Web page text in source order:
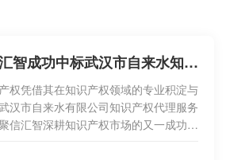
聚信汇智受邀担任“贤才聚盘” 创赛评委 赋能区域科创生态
昆明市盘龙区委、盘龙区人民政
具体实施的第五届“贤才聚盘”创新
幕。本届大赛以“青创赋能・逐梦
建“2+1+N”立体化赛事体系，累